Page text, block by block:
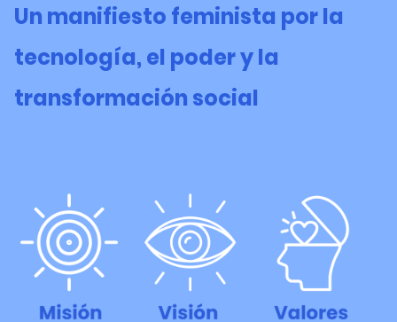
Un manifiesto feminista por la
tecnología, el poder y la
transformación social